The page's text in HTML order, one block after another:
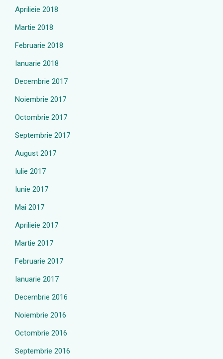
Aprilieie 2018
Martie 2018
Februarie 2018
Ianuarie 2018
Decembrie 2017
Noiembrie 2017
Octombrie 2017
Septembrie 2017
August 2017
Iulie 2017
Iunie 2017
Mai 2017
Aprilieie 2017
Martie 2017
Februarie 2017
Ianuarie 2017
Decembrie 2016
Noiembrie 2016
Octombrie 2016
Septembrie 2016